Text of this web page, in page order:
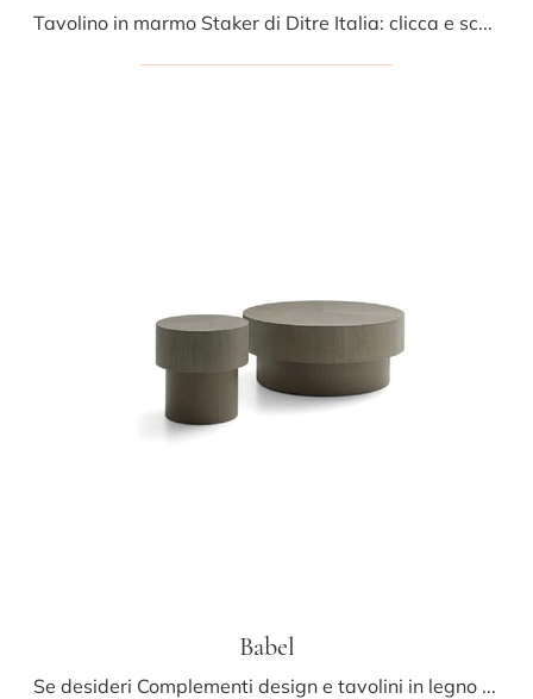
Tavolino in marmo Staker di Ditre Italia: clicca e scopri di più sui Complementi e tavolini moderni in marmo del rinomato brand!
Babel
Se desideri Complementi design e tavolini in legno scopri di più sul modello Babel del brand Ditre Italia.